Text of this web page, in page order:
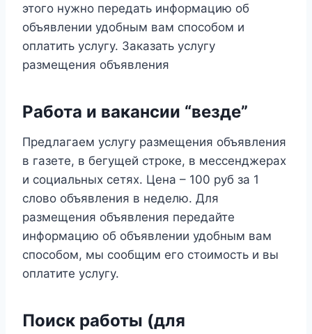
этого нужно передать информацию об
объявлении удобным вам способом и
оплатить услугу. Заказать услугу
размещения объявления
Работа и вакансии “везде”
Предлагаем услугу размещения объявления
в газете, в бегущей строке, в мессенджерах
и социальных сетях. Цена – 100 руб за 1
слово объявления в неделю. Для
размещения объявления передайте
информацию об объявлении удобным вам
способом, мы сообщим его стоимость и вы
оплатите услугу.
Поиск работы (для